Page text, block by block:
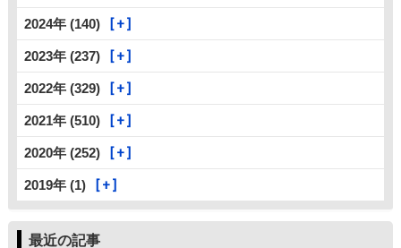
2024年 (140)
2023年 (237)
2022年 (329)
2021年 (510)
2020年 (252)
2019年 (1)
最近の記事